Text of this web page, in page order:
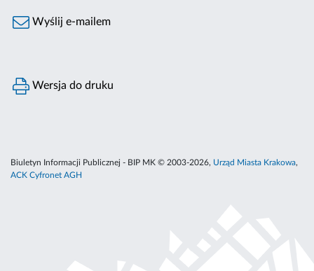
Wyślij e-mailem
Wersja do druku
Biuletyn Informacji Publicznej - BIP MK © 2003-2026, Urząd Miasta Krakowa,
ACK Cyfronet AGH